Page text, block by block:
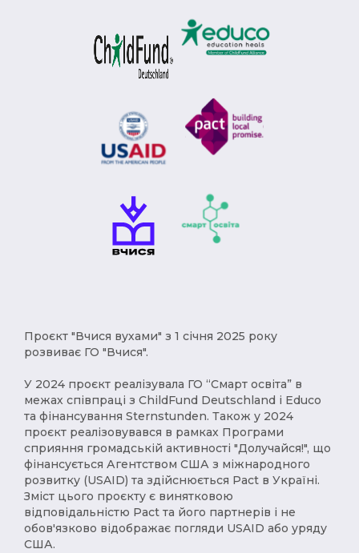
Проєкт "Вчися вухами" з 1 січня 2025 року
розвиває ГО "Вчися".
У 2024 проєкт реалізувала ГО “Смарт освіта” в
межах співпраці з ChildFund Deutschland і Educo
та фінансування Sternstunden. Також у 2024
проєкт реалізовувався в рамках Програми
сприяння громадській активності "Долучайся!", що
фінансується Агентством США з міжнародного
розвитку (USAID) та здійснюється Pact в Україні.
Зміст цього проєкту є винятковою
відповідальністю Pact та його партнерів і не
обов'язково відображає погляди USAID або уряду
США.